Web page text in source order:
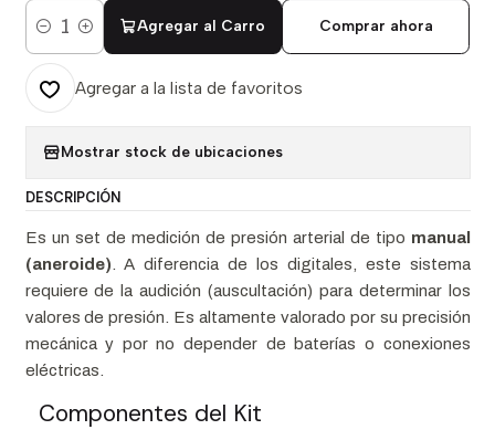
Cantidad
Agregar al Carro Comprar ahora
Agregar a la lista de favoritos
Mostrar stock de ubicaciones
DESCRIPCIÓN
Es un set de medición de presión arterial de tipo manual
(aneroide) . A diferencia de los digitales, este sistema
requiere de la audición (auscultación) para determinar los
valores de presión. Es altamente valorado por su precisión
mecánica y por no depender de baterías o conexiones
eléctricas.
Componentes del Kit